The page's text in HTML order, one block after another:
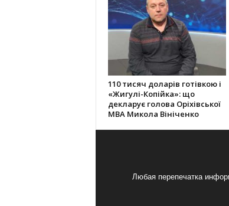
110 тисяч доларів готівкою і
«Жигулі-Копійка»: що
декларує голова Оріхівської
МВА Микола Вініченко
Любая перепечатка